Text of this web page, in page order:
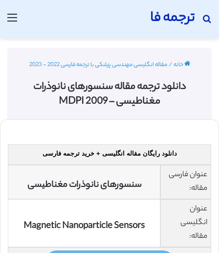
ترجمه فا
جستجو برای
خانه/مقاله انگلیسی مهندسی پزشکی با ترجمه فارسی 2022 - 2023
دانلود ترجمه مقاله سنسورهای نانوذرات
مغناطیسی – MDPI 2009
دانلود رایگان مقاله انگلیسی + خرید ترجمه فارسی
عنوان فارسی
مقاله:
سنسورهای نانوذرات مغناطیسی
عنوان
انگلیسی
مقاله:
Magnetic Nanoparticle Sensors